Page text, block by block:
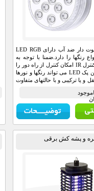
چراغ LED ریموت دار ضد آب دارای LED RGB
رنگها را دارد.ضمنا با توجه به
داشتن ریموت کنترل IR امکان کنترل از راه دور را
فراهم میکند. این پک LED می تواند رنگها و نورها
و یا ترکیبی و با حالتهای متفاوت
زدن و تغییر رنگها از طیفی به
جذابیت تولید نماید.
و پشه کش برقی